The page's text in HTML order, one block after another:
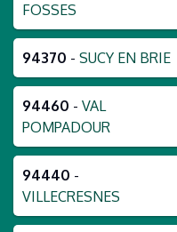
FOSSES
94370 - SUCY EN BRIE
94460 - VAL
POMPADOUR
94440 -
VILLECRESNES